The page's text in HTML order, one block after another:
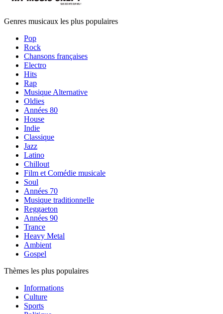
Genres musicaux les plus populaires
Pop
Rock
Chansons françaises
Electro
Hits
Rap
Musique Alternative
Oldies
Années 80
House
Indie
Classique
Jazz
Latino
Chillout
Film et Comédie musicale
Soul
Années 70
Musique traditionnelle
Reggaeton
Années 90
Trance
Heavy Metal
Ambient
Gospel
Thèmes les plus populaires
Informations
Culture
Sports